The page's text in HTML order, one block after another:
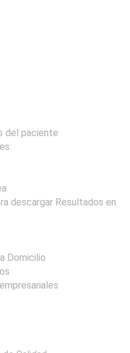
del paciente
descargar Resultados en
Domicilio